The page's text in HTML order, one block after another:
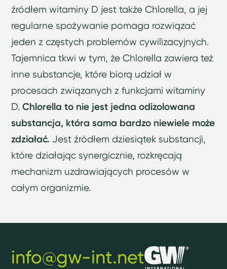
źródłem witaminy D jest także Chlorella, a jej
regularne spożywanie pomaga rozwiązać
jeden z częstych problemów cywilizacyjnych.
Tajemnica tkwi w tym, że Chlorella zawiera też
inne substancje, które biorą udział w
procesach związanych z funkcjami witaminy
D.Chlorella to nie jest jedna odizolowana
substancja, która sama bardzo niewiele może
zdziałać. Jest źródłem dziesiątek substancji,
które działając synergicznie, rozkręcają
mechanizm uzdrawiających procesów w
całym organizmie.
info@gw-int.net